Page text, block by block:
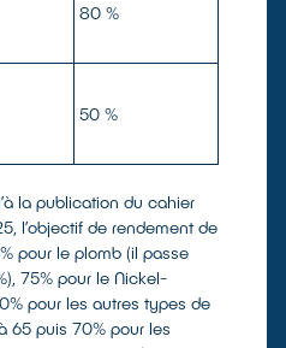
80 %
50 %
la publication du cahier
l’objectif de rendement de
pour le plomb (il passe
75% pour le Nickel-
pour les autres types de
65 puis 70% pour les